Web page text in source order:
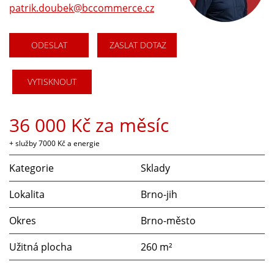
patrik.doubek@bccommerce.cz
ODESLAT ZASLAT DOTAZ
VYTISKNOUT
36 000 Kč za měsíc
+ služby 7000 Kč a energie
Kategorie
Sklady
Lokalita
Brno-jih
Okres
Brno-město
Užitná plocha
260 m²